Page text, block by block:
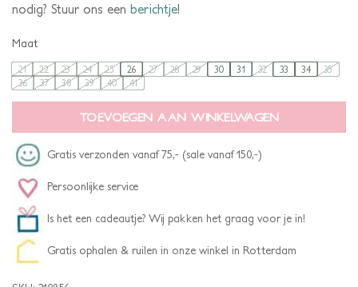
nodig? Stuur ons een berichtje!
Maat
21 22 23 24 25 26 27 28 29 30 31 32 33 34
35
36
37 38 39 40 41
TOEVOEGEN AAN WINKELWAGEN
Gratis verzonden vanaf 75,- (sale vanaf 150,-)
Persoonlijke service
Is het een cadeautje? Wij pakken het graag voor je in!
Gratis ophalen & ruilen in onze winkel in Rotterdam